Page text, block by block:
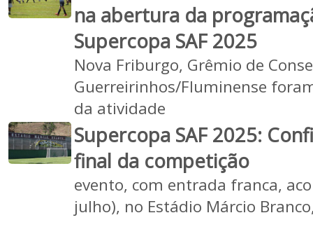
na abertura da
Supercopa SAF 2025
Nova Friburgo, Grêmio de
Guerreirinhos/Fluminense
da atividade
Supercopa SAF 2025:
final da competição
evento, com entrada franca,
julho), no Estádio Márcio